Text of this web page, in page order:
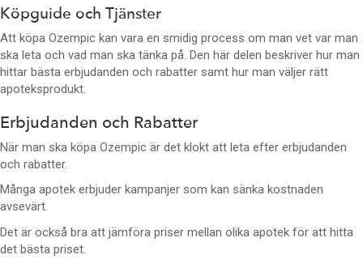
Köpguide och Tjänster
Att köpa Ozempic kan vara en smidig process om man vet var man
ska leta och vad man ska tänka på. Den här delen beskriver hur man
hittar bästa erbjudanden och rabatter samt hur man väljer rätt
apoteksprodukt.
Erbjudanden och Rabatter
När man ska köpa Ozempic är det klokt att leta efter erbjudanden
och rabatter.
Många apotek erbjuder kampanjer som kan sänka kostnaden
avsevärt.
Det är också bra att jämföra priser mellan olika apotek för att hitta
det bästa priset.